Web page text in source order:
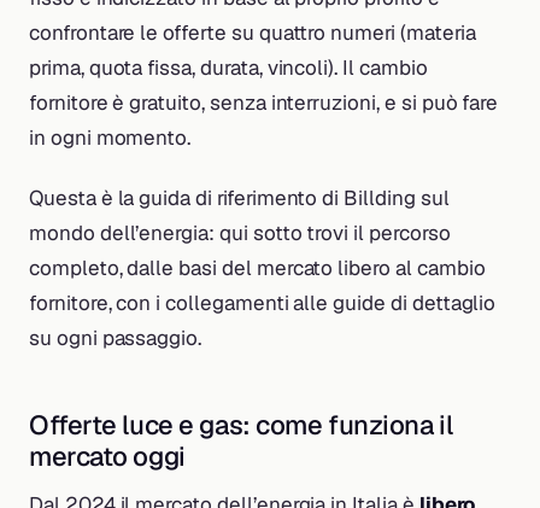
confrontare le offerte su quattro numeri (materia
prima, quota fissa, durata, vincoli). Il cambio
fornitore è gratuito, senza interruzioni, e si può fare
in ogni momento.
Questa è la guida di riferimento di Billding sul
mondo dell’energia: qui sotto trovi il percorso
completo, dalle basi del mercato libero al cambio
fornitore, con i collegamenti alle guide di dettaglio
su ogni passaggio.
Offerte luce e gas: come funziona il
mercato oggi